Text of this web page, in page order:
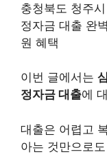
충청북도 청주
정자금 대출 완
원 혜택
이번 글에서는
정자금 대출에
대출은 어렵고
아는 것만으로